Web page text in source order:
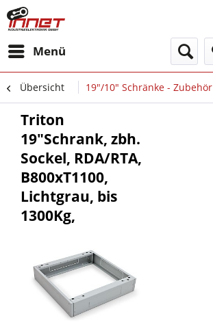
Menü
Übersicht 19"/10" Schränke - Zubehör
Triton
19"Schrank, zbh.
Sockel, RDA/RTA,
B800xT1100,
Lichtgrau, bis
1300Kg,